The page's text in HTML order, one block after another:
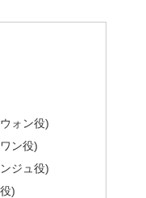
ォン役)
ン役)
ジュ役)
)